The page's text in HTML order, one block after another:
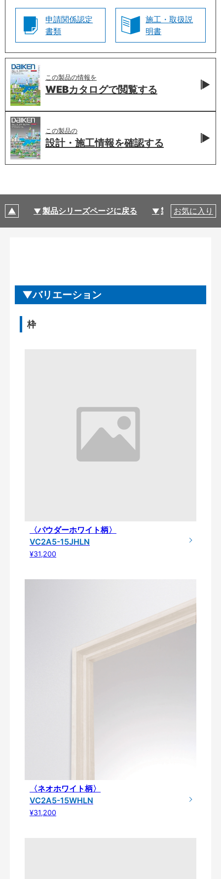
申請関係認定
書類
施工・取扱説
明書
この製品の情報を
WEBカタログで閲覧する
この製品の
設計・施工情報を確認する
製品シリーズページに戻る 製品仕様
お気に入り
バリエーション
枠
〈パウダーホワイト柄〉
VC2A5-15JHLN
¥31,200
〈ネオホワイト柄〉
VC2A5-15WHLN
¥31,200